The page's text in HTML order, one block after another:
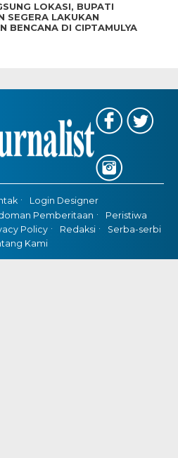
LOKASI, BUPATI
SEGERA LAKUKAN
BENCANA DI CIPTAMULYA
Login Designer
Pemberitaan
Peristiwa
Policy
Redaksi
Serba-serbi
Kami